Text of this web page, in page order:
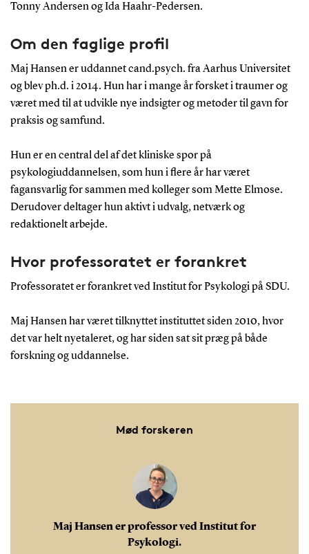
Tonny Andersen og Ida Haahr-Pedersen.
Om den faglige profil
Maj Hansen er uddannet cand.psych. fra Aarhus Universitet
og blev ph.d. i 2014. Hun har i mange år forsket i traumer og
været med til at udvikle nye indsigter og metoder til gavn for
praksis og samfund.
Hun er en central del af det kliniske spor på
psykologiuddannelsen, som hun i flere år har været
fagansvarlig for sammen med kolleger som Mette Elmose.
Derudover deltager hun aktivt i udvalg, netværk og
redaktionelt arbejde.
Hvor professoratet er forankret
Professoratet er forankret ved Institut for Psykologi på SDU.
Maj Hansen har været tilknyttet instituttet siden 2010, hvor
det var helt nyetaleret, og har siden sat sit præg på både
forskning og uddannelse.
Mød forskeren
Maj Hansen er professor ved Institut for
Psykologi.